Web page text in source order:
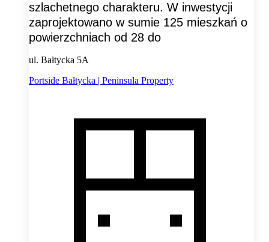
szlachetnego charakteru. W inwestycji
zaprojektowano w sumie 125 mieszkań o
powierzchniach od 28 do
ul. Bałtycka 5A
Portside Bałtycka | Peninsula Property